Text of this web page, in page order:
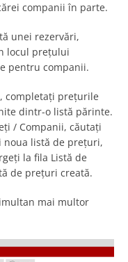
companii în parte.
unei rezervări,
locul prețului
pentru companii.
completați prețurile
dintr-o listă părinte.
/ Companii, căutați
listă de prețuri,
la fila Listă de
de prețuri creată.
mai multor